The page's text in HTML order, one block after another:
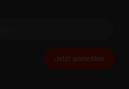
Jetzt anmelden